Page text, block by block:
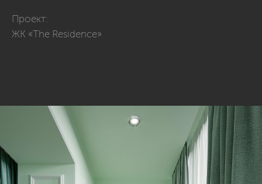
Проект:
ЖК «The Residence»